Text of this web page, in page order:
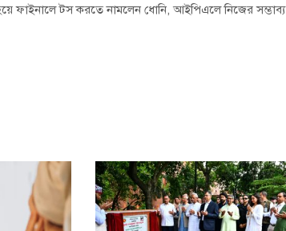
ফাইনালে টস করতে নামলেন ধোনি, আইপিএলে নিজের সম্ভাব্য